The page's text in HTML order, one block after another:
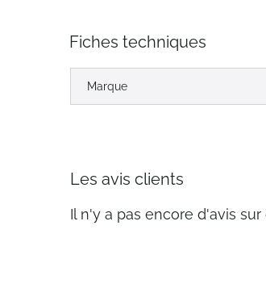
Fiches techniques
Marque
Les avis clients
Il n'y a pas encore d'avis